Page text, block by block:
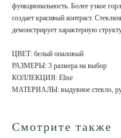
функциональность. Более узкое
создает красивый контраст.
демонстрирует характерную
ЦВЕТ: белый опаловый
РАЗМЕРЫ: 3 размера на выбор
КОЛЛЕКЦИЯ: Elise
МАТЕРИАЛЫ: выдувное стекло,
Смотрите также